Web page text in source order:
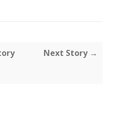
Next Story →